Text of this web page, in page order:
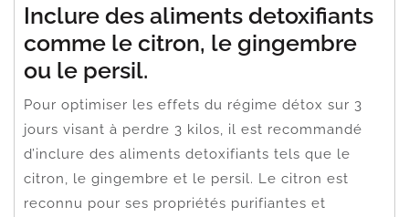
Inclure des aliments detoxifiants
comme le citron, le gingembre
ou le persil.
Pour optimiser les effets du régime détox sur 3
jours visant à perdre 3 kilos, il est recommandé
d’inclure des aliments detoxifiants tels que le
citron, le gingembre et le persil. Le citron est
reconnu pour ses propriétés purifiantes et